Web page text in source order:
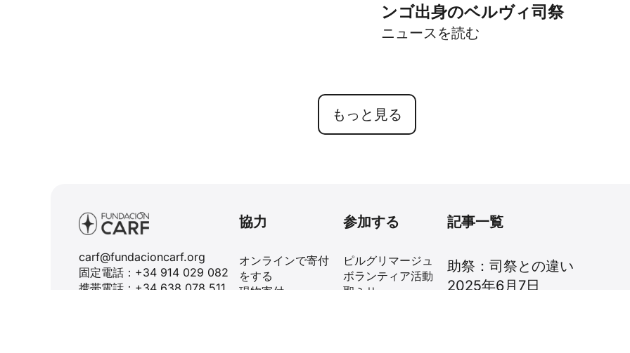
ンゴ出身のベルヴィ司祭
ニュースを読む
もっと見る
carf@fundacioncarf.org
固定電話：+34 914 029 082
携帯電話：+34 638 078 511
協力
オンラインで寄付
をする
現物寄付
参加する
ピルグリマージュ
ボランティア活動
聖ミサ
記事一覧
助祭：司祭との違い
2025年6月7日